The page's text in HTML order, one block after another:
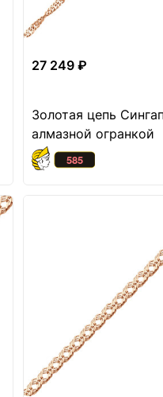
27 249 ₽
Золотая цепь
алмазной огранкой